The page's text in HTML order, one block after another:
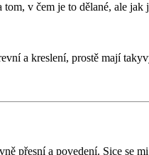
v čem je to dělané, ale
a kreslení, prostě mají
přesní a povedení. Sice se